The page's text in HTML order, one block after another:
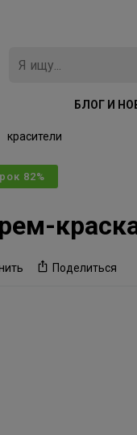
БЛОГ И
красители
82%
Поделиться